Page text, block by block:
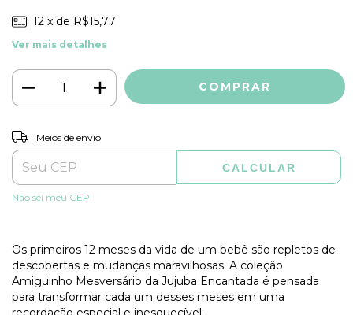
12 x de R$15,77
Ver mais detalhes
Entregas para o CEP:
Meios de envio
CALCULAR
Não sei meu CEP
Os primeiros 12 meses da vida de um bebê são repletos de
descobertas e mudanças maravilhosas. A coleção
Amiguinho Mesversário da Jujuba Encantada é pensada
para transformar cada um desses meses em uma